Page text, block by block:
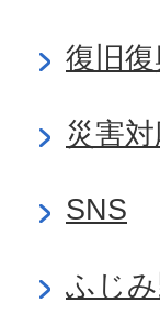
復旧
災害
SNS
ふじ